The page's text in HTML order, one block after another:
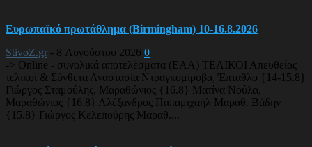
Ευρωπαϊκό πρωτάθλημα (Birmingham) 10-16.8.2026
StivoZ.gr - 8 Αυγούστου 2026 0
-> Online - συνολικά αποτελέσματα (EAA) ΤΕΛΙΚΟΙ Απευθείας
τελικοί & Σύνθετα Αναστασία Ντραγκομίροβα, Έπταθλο {14-15.8}
Γιώργος Σταμούλης, Μαραθώνιος {16.8} Ματίνα Νούλα,
Μαραθώνιος {16.8} Αλέξανδρος Παπαμιχαήλ Μαραθ. Βάδην
{15.8} Γιώργος Κελεπούρης Μαραθ....